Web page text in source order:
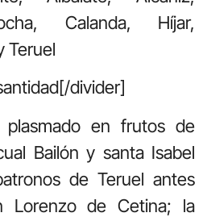
Calanda, Híjar,
Teruel
divider]
en frutos de
Bailón y santa Isabel
de Teruel antes
Lorenzo de Cetina; la